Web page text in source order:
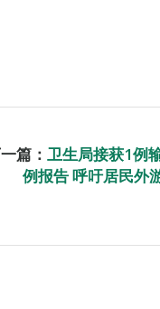
篇： 卫生局接获1例
例报告 呼吁居民外